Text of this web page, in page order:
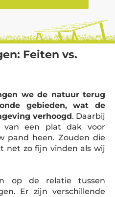
Feiten vs.
we de natuur terug
gebieden, wat de
verhoogd. Daarbij
van een plat dak voor
pand heen. Zouden die
net zo fijn vinden als wij
op de relatie tussen
Er zijn verschillende